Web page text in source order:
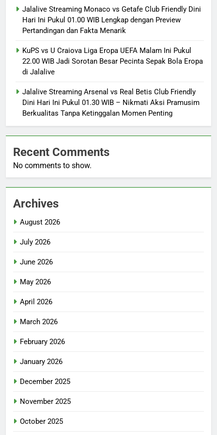
Jalalive Streaming Monaco vs Getafe Club Friendly Dini
Hari Ini Pukul 01.00 WIB Lengkap dengan Preview
Pertandingan dan Fakta Menarik
KuPS vs U Craiova Liga Eropa UEFA Malam Ini Pukul
22.00 WIB Jadi Sorotan Besar Pecinta Sepak Bola Eropa
di Jalalive
Jalalive Streaming Arsenal vs Real Betis Club Friendly
Dini Hari Ini Pukul 01.30 WIB – Nikmati Aksi Pramusim
Berkualitas Tanpa Ketinggalan Momen Penting
Recent Comments
No comments to show.
Archives
August 2026
July 2026
June 2026
May 2026
April 2026
March 2026
February 2026
January 2026
December 2025
November 2025
October 2025